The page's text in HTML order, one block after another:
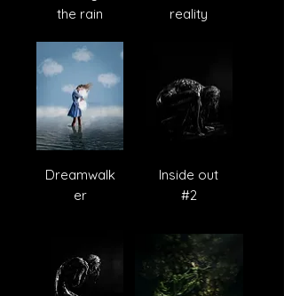
the rain
reality
Dreamwalk
er
Inside out
#2